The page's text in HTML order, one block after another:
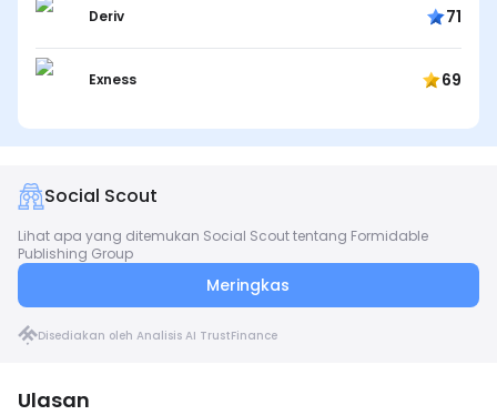
Deriv 71
Exness 69
Social Scout
Lihat apa yang ditemukan Social Scout tentang Formidable
Publishing Group
Meringkas
Disediakan oleh Analisis AI TrustFinance
Ulasan